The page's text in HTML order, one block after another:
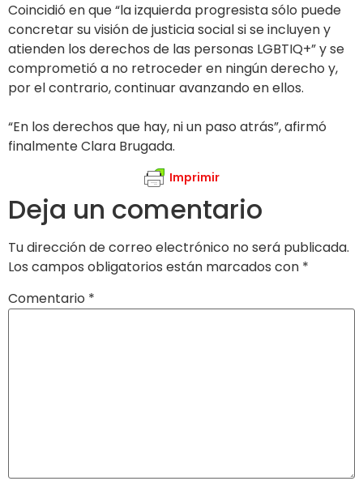
Coincidió en que “la izquierda progresista sólo puede
concretar su visión de justicia social si se incluyen y
atienden los derechos de las personas LGBTIQ+” y se
comprometió a no retroceder en ningún derecho y,
por el contrario, continuar avanzando en ellos.
“En los derechos que hay, ni un paso atrás”, afirmó
finalmente Clara Brugada.
Imprimir
Deja un comentario
Tu dirección de correo electrónico no será publicada.
Los campos obligatorios están marcados con *
Comentario *